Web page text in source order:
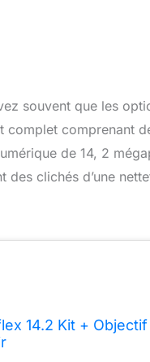
souvent que les
complet comprenant
de 14, 2
clichés d’une
14.2 Kit + Objectif